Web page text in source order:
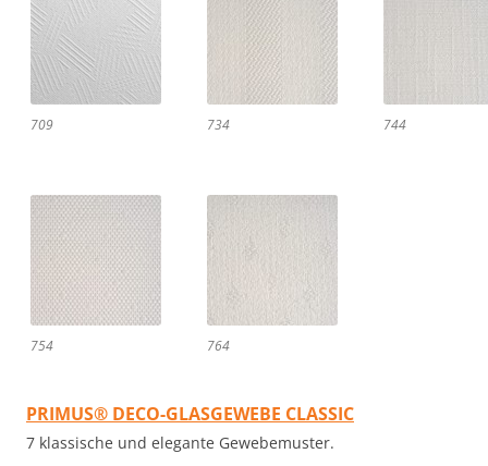
709 734 744
754 764
PRIMUS® DECO-GLASGEWEBE CLASSIC
7 klassische und elegante Gewebemuster.